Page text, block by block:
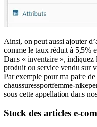
Ainsi, on peut aussi ajouter
comme le taux réduit à 5,5%
Dans « inventaire », indiquez
produit ou service vendu sur
Par exemple pour ma paire de
chaussuressportfemme-
sous cette appellation dans
Stock des articles e-